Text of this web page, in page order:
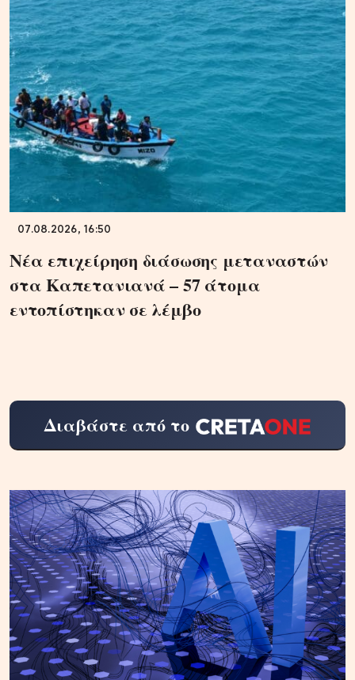
07.08.2026, 16:50
Νέα επιχείρηση διάσωσης μεταναστών
στα Καπετανιανά – 57 άτομα
εντοπίστηκαν σε λέμβο
Διαβάστε από το